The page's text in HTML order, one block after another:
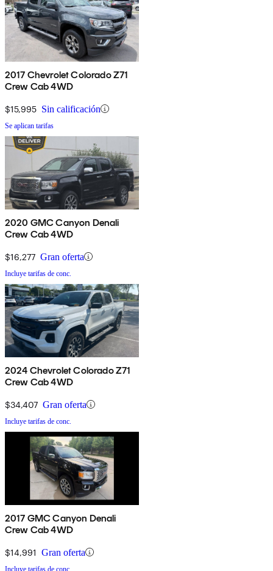
2017 Chevrolet Colorado Z71
Crew Cab 4WD
$15,995 Sin calificación
Se aplican tarifas
2020 GMC Canyon Denali
Crew Cab 4WD
$16,277 Gran oferta
Incluye tarifas de conc.
2024 Chevrolet Colorado Z71
Crew Cab 4WD
$34,407 Gran oferta
Incluye tarifas de conc.
2017 GMC Canyon Denali
Crew Cab 4WD
$14,991 Gran oferta
Incluye tarifas de conc.